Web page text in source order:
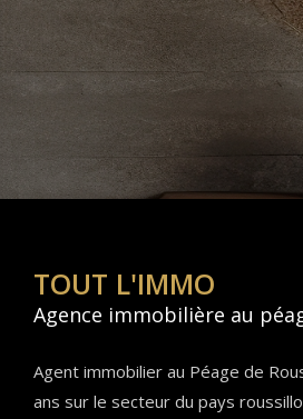
TOUT L'IMMO
agence immobilière au
Agent immobilier au Péage de
ans sur le secteur du pays